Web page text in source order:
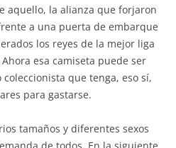
aquello, la alianza que forjaron
a una puerta de embarque
los reyes de la mejor liga
esa camiseta puede ser
que tenga, eso sí,
para gastarse.
tamaños y diferentes sexos